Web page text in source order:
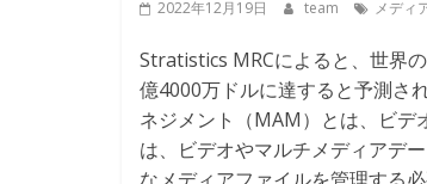
2022年12月19日 team メディ
Stratistics MRCによると、世界
億4000万ドルに達すると予測さ
ネジメント（MAM）とは、ビデ
は、ビデオやマルチメディアデ